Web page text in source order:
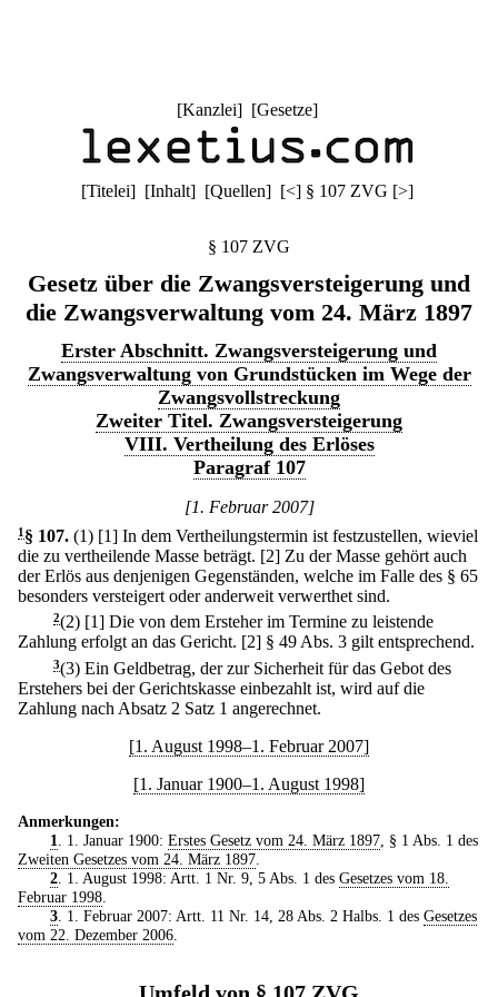
[Kanzlei] [Gesetze]
[Titelei] [Inhalt] [Quellen] [<] § 107 ZVG [>]
§ 107 ZVG
Gesetz über die Zwangsversteigerung und
die Zwangsverwaltung vom 24. März 1897
Erster Abschnitt. Zwangsversteigerung und
Zwangsverwaltung von Grundstücken im Wege der
Zwangsvollstreckung
Zweiter Titel. Zwangsversteigerung
VIII. Vertheilung des Erlöses
Paragraf 107
[1. Februar 2007]
1 § 107. (1) [1] In dem Vertheilungstermin ist festzustellen, wieviel
die zu vertheilende Masse beträgt. [2] Zu der Masse gehört auch
der Erlös aus denjenigen Gegenständen, welche im Falle des § 65
besonders versteigert oder anderweit verwerthet sind.
2(2) [1] Die von dem Ersteher im Termine zu leistende
Zahlung erfolgt an das Gericht. [2] § 49 Abs. 3 gilt entsprechend.
3(3) Ein Geldbetrag, der zur Sicherheit für das Gebot des
Erstehers bei der Gerichtskasse einbezahlt ist, wird auf die
Zahlung nach Absatz 2 Satz 1 angerechnet.
[1. August 1998–1. Februar 2007]
[1. Januar 1900–1. August 1998]
Anmerkungen:
1
. 1. Januar 1900: Erstes Gesetz vom 24. März 1897, § 1 Abs. 1 des
Zweiten Gesetzes vom 24. März 1897
2. 1. August 1998: Artt. 1 Nr. 9, 5 Abs. 1 des Gesetzes vom 18.
Februar 1998
3. 1. Februar 2007: Artt. 11 Nr. 14, 28 Abs. 2 Halbs. 1 des Gesetzes
vom 22. Dezember 2006
Umfeld von § 107 ZVG